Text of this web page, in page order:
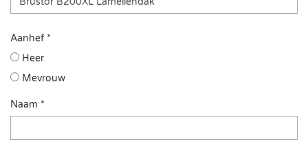
Aanhef *
Heer
Mevrouw
Naam *